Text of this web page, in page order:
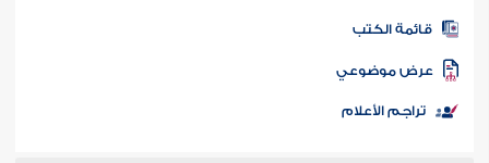
المكتبة
الكتب
موضوعي